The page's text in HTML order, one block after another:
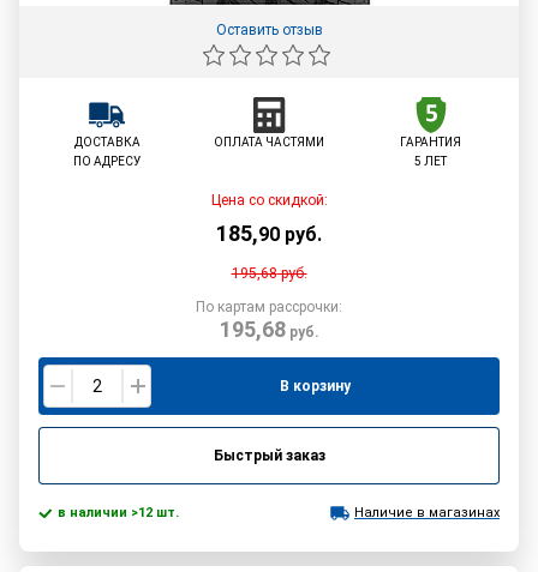
Оставить отзыв
ДОСТАВКА
ПО АДРЕСУ
ОПЛАТА ЧАСТЯМИ
ГАРАНТИЯ
5 ЛЕТ
Цена со скидкой:
185,90 руб.
195,68руб.
По картам рассрочки:
195,68руб.
В корзину
Быстрый заказ
в наличии >12 шт. Наличие в магазинах